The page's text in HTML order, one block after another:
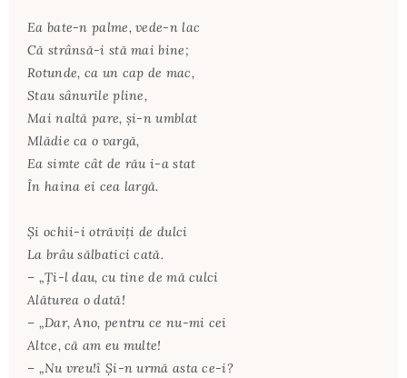
Ea bate-n palme, vede-n lac
Că strânsă-i stă mai bine;
Rotunde, ca un cap de mac,
Stau sânurile pline,
Mai naltă pare, şi-n umblat
Mlădie ca o vargă,
Ea simte cât de rău i-a stat
În haina ei cea largă.
Şi ochii-i otrăviţi de dulci
La brâu sălbatici cată.
– „Ţi-l dau, cu tine de mă culci
Alăturea o dată!
– „Dar, Ano, pentru ce nu-mi cei
Altce, că am eu multe!
– „Nu vreu!î Şi-n urmă asta ce-i?